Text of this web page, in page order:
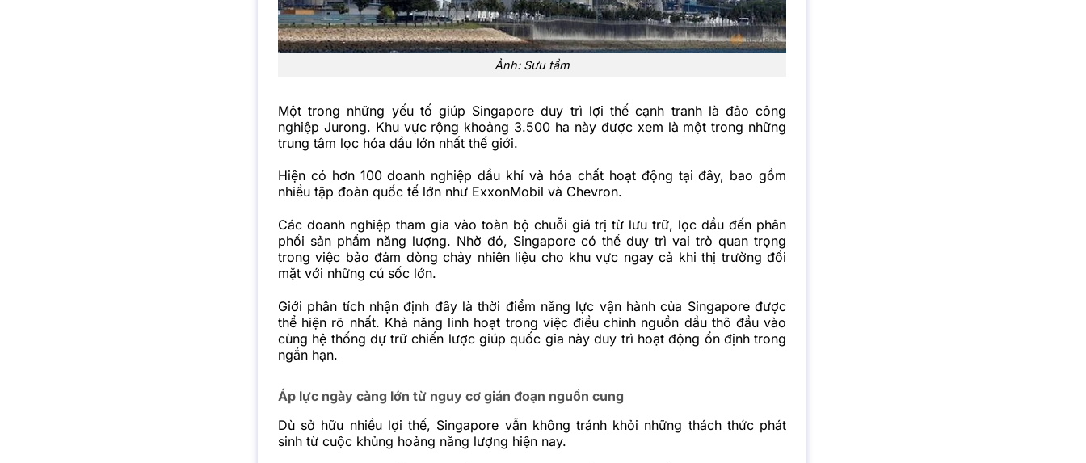
Ảnh: Sưu tầm
Một trong những yếu tố giúp Singapore duy trì lợi thế cạnh tranh là đảo công
nghiệp Jurong. Khu vực rộng khoảng 3.500 ha này được xem là một trong những
trung tâm lọc hóa dầu lớn nhất thế giới.
Hiện có hơn 100 doanh nghiệp dầu khí và hóa chất hoạt động tại đây, bao gồm
nhiều tập đoàn quốc tế lớn như ExxonMobil và Chevron.
Các doanh nghiệp tham gia vào toàn bộ chuỗi giá trị từ lưu trữ, lọc dầu đến phân
phối sản phẩm năng lượng. Nhờ đó, Singapore có thể duy trì vai trò quan trọng
trong việc bảo đảm dòng chảy nhiên liệu cho khu vực ngay cả khi thị trường đối
mặt với những cú sốc lớn.
Giới phân tích nhận định đây là thời điểm năng lực vận hành của Singapore được
thể hiện rõ nhất. Khả năng linh hoạt trong việc điều chỉnh nguồn dầu thô đầu vào
cùng hệ thống dự trữ chiến lược giúp quốc gia này duy trì hoạt động ổn định trong
ngắn hạn.
Áp lực ngày càng lớn từ nguy cơ gián đoạn nguồn cung
Dù sở hữu nhiều lợi thế, Singapore vẫn không tránh khỏi những thách thức phát
sinh từ cuộc khủng hoảng năng lượng hiện nay.